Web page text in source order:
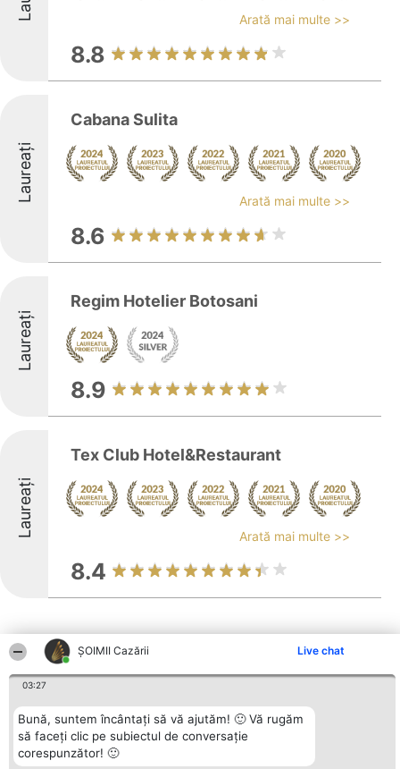
ȘOIMII Cazării Live chat
03:27
Bună, suntem încântați să vă ajutăm! 🙂 Vă rugăm
să faceți clic pe subiectul de conversație
corespunzător! 🙂
Arată mai multe >>
8.8
Laureați
Cabana Sulita
Arată mai multe >>
8.6
Laureați
Regim Hotelier Botosani
8.9
Laureați
Tex Club Hotel&Restaurant
Arată mai multe >>
8.4
Alte firme din zonă
Organizator Ranking
BRIGHT SOLUTIONS BR SRL Câștigătorii Contact